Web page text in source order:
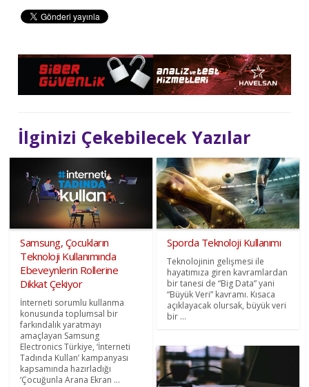
İlginizi Çekebilecek Yazılar
Samsung, Çocukların
Teknoloji Kullanımında
Ebeveynlerin Rollerine
Dikkat Çekiyor
İnterneti sorumlu kullanma
konusunda toplumsal bir
farkındalık yaratmayı
amaçlayan Samsung
Electronics Türkiye, ‘İnterneti
Tadında Kullan’ kampanyası
kapsamında hazırladığı
‘Çocuğunla Arana Ekran ...
Sporda Teknoloji Kullanımı
Teknolojinin gelişmesi ile
hayatımıza giren kavramlardan
bir tanesi de “Big Data” yani
“Büyük Veri” kavramı. Kısaca
açıklayacak olursak, büyük veri
bir ...